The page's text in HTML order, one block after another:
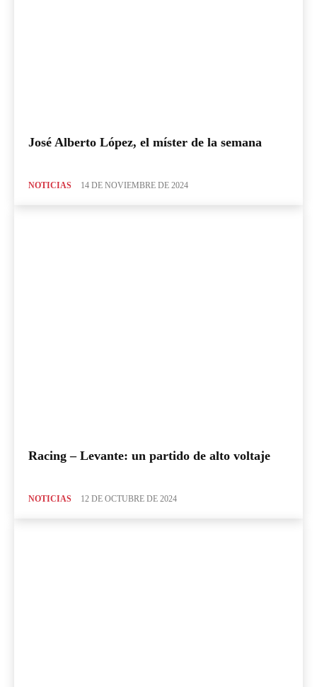
José Alberto López, el míster de la semana
NOTICIAS 14 DE NOVIEMBRE DE 2024
Racing – Levante: un partido de alto voltaje
NOTICIAS 12 DE OCTUBRE DE 2024